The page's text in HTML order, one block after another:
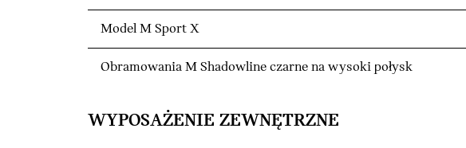
Model M Sport X
Obramowania M Shadowline czarne na wysoki połysk
WYPOSAŻENIE ZEWNĘTRZNE